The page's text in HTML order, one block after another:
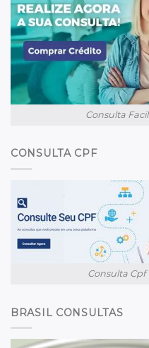
Consulta Facil
CONSULTA CPF
Consulta Cpf
BRASIL CONSULTAS